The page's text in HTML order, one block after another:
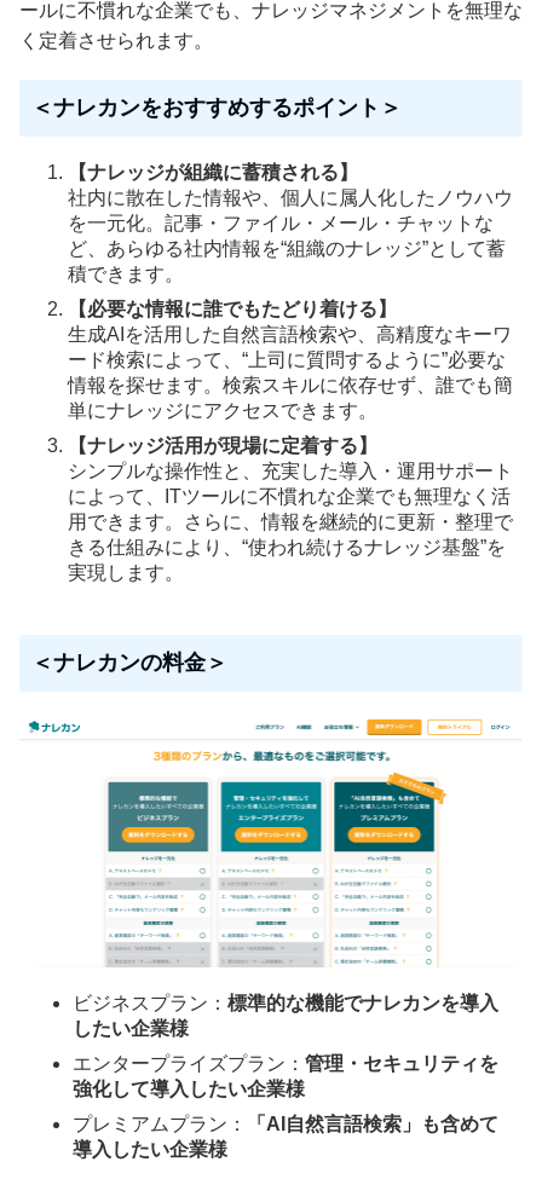
ールに不慣れな企業でも、ナレッジマネジメントを無理な
く定着させられます。
＜ナレカンをおすすめするポイント＞
【ナレッジが組織に蓄積される】
社内に散在した情報や、個人に属人化したノウハウ
を一元化。記事・ファイル・メール・チャットな
ど、あらゆる社内情報を“組織のナレッジ”として蓄
積できます。
【必要な情報に誰でもたどり着ける】
生成AIを活用した自然言語検索や、高精度なキーワ
ード検索によって、“上司に質問するように”必要な
情報を探せます。検索スキルに依存せず、誰でも簡
単にナレッジにアクセスできます。
【ナレッジ活用が現場に定着する】
シンプルな操作性と、充実した導入・運用サポート
によって、ITツールに不慣れな企業でも無理なく活
用できます。さらに、情報を継続的に更新・整理で
きる仕組みにより、“使われ続けるナレッジ基盤”を
実現します。
＜ナレカンの料金＞
ビジネスプラン： 標準的な機能でナレカンを導入
したい企業様
エンタープライズプラン： 管理・セキュリティを
強化して導入したい企業様
プレミアムプラン：
「AI自然言語検索」も含めて
導入したい企業様